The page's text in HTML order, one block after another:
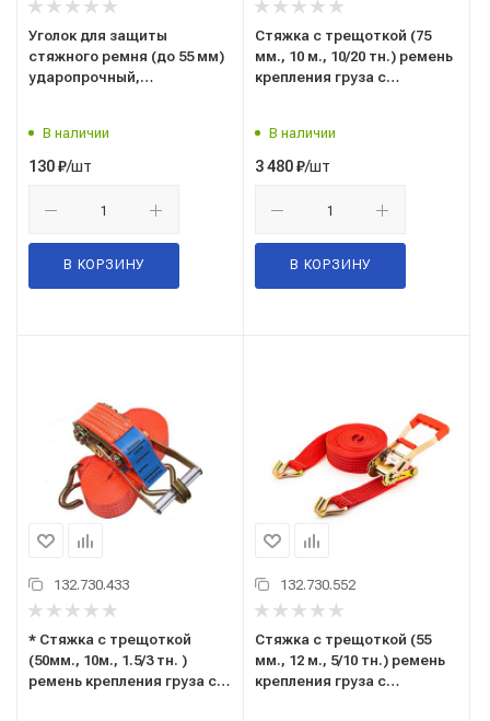
Уголок для защиты
стяжного ремня (до 55 мм)
ударопрочный,
для стяжки крепления
груза (ТА-УКР55К)
В наличии
130₽/шт
В КОРЗИНУ
Стяжка с трещоткой (75
мм., 10 м., 10/20 тн.) ремень
крепления груза с
РК2010
В наличии
3 480₽/шт
В КОРЗИНУ
132.730.433
* Стяжка с трещоткой
(50мм., 10м., 1.5/3 тн. )
ремень крепления груза с
132.730.552
Стяжка с трещоткой (55
мм., 12 м., 5/10 тн.) ремень
крепления груза с